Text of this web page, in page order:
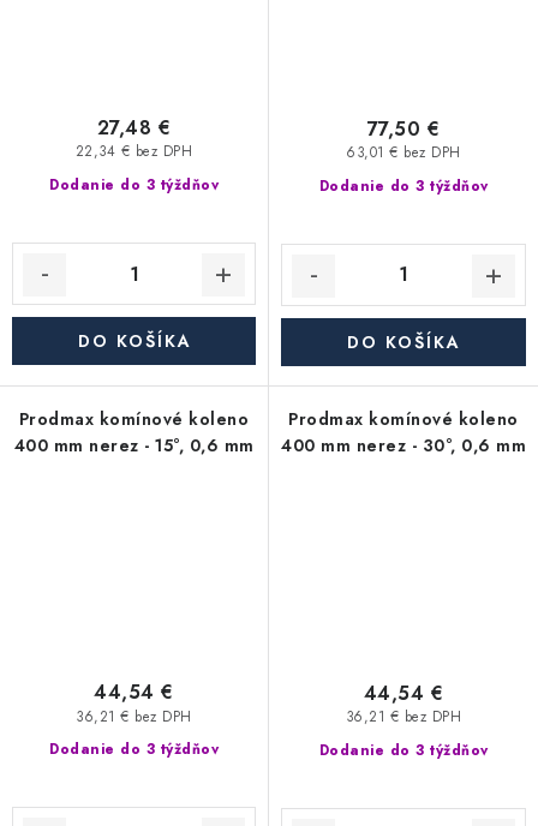
Dodanie do 3 týždňov
22,34 € bez DPH
27,48 €
DO KOŠÍKA
Dodanie do 3 týždňov
63,01 € bez DPH
77,50 €
DO KOŠÍKA
Prodmax komínové koleno
400 mm nerez - 15°, 0,6 mm
Dodanie do 3 týždňov
36,21 € bez DPH
44,54 €
Prodmax komínové koleno
400 mm nerez - 30°, 0,6 mm
Dodanie do 3 týždňov
36,21 € bez DPH
44,54 €